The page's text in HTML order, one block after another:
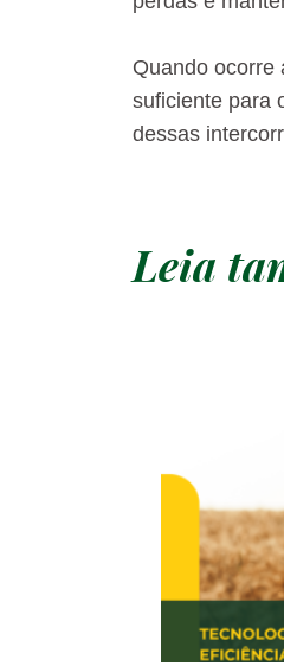
Quando ocorre
suficiente para
dessas
Leia